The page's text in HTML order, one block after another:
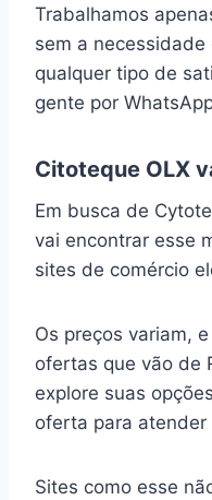
Trabalhamos
sem a
qualquer tipo de
gente por
Citoteque OLX
Em busca de
vai encontrar esse
sites de comércio
Os preços variam,
ofertas que vão de
explore suas
oferta para
Sites como esse